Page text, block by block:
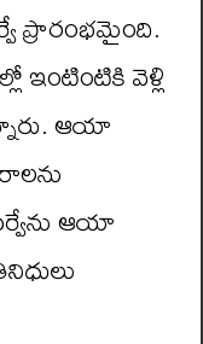
ప్రారంభమైంది.
ఇంటింటికి వెళ్లి
ఆయా
ఆయా